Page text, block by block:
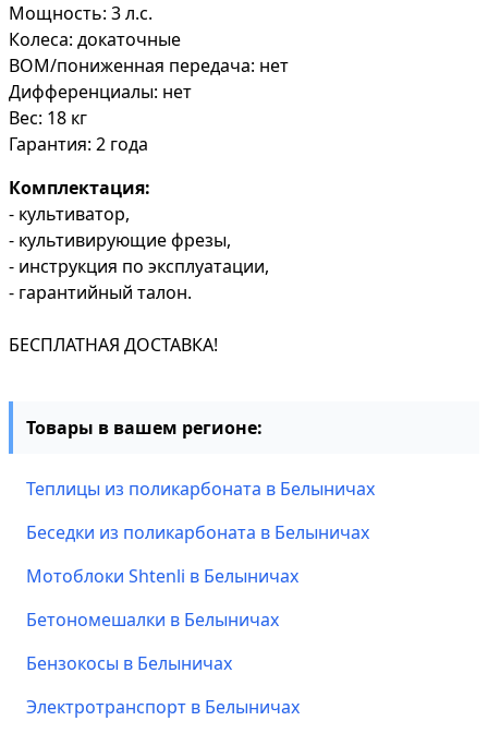
Мощность: 3 л.с.
Колеса: докаточные
ВОМ/пониженная передача: нет
Дифференциалы: нет
Вес: 18 кг
Гарантия: 2 года
Комплектация:
- культиватор,
- культивирующие фрезы,
- инструкция по эксплуатации,
- гарантийный талон.
БЕСПЛАТНАЯ ДОСТАВКА!
Товары в вашем регионе:
Теплицы из поликарбоната в Белыничах
Беседки из поликарбоната в Белыничах
Мотоблоки Shtenli в Белыничах
Бетономешалки в Белыничах
Бензокосы в Белыничах
Электротранспорт в Белыничах